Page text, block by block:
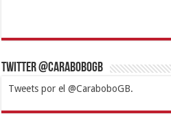
Twitter @CaraboboGB
Tweets por el @CaraboboGB.
1xbetBetturkeyBetistKralbet
https://mvbcasino.com/